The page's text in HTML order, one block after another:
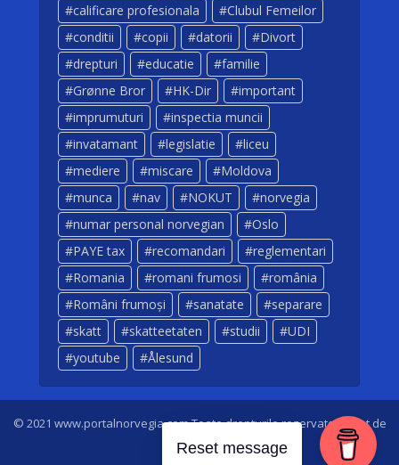
calificare profesionala
Clubul Femeilor
conditii
copii datorii
Divort
drepturi
educatie
familie
Grønne Bror
HK-Dir
important
imprumuturi
inspectia muncii
invatamant
legislatie
liceu
mediere
miscare
Moldova
munca
nav NOKUT
norvegia
numar personal norvegian
Oslo
PAYE tax
recomandari
reglementari
Romania
romani frumosi
românia
Români frumoși
sanatate
separare
skatt
skatteetaten studii
UDI
youtube
Ålesund
© 2021 www.portalnorvegia.com Toate drepturile rezervate. Creat de
Dan Sarbei
Reset message